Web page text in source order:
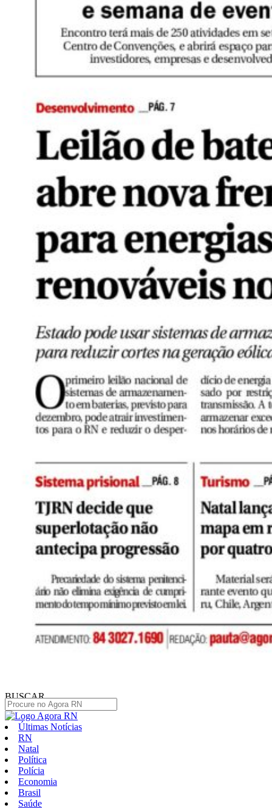
BUSCAR
Últimas Notícias
RN
Natal
Política
Polícia
Economia
Brasil
Saúde